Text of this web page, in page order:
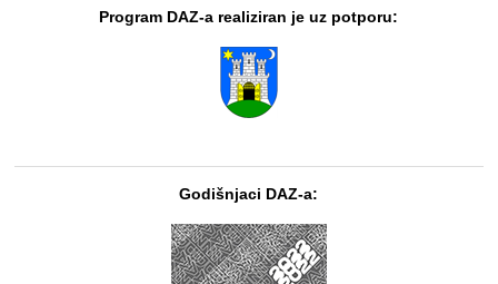
Program DAZ-a realiziran je uz potporu:
Godišnjaci DAZ-a: